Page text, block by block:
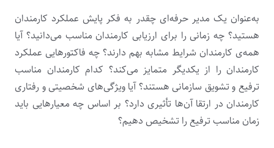
به‌عنوان یک مدیر حرفه‌ای چقدر به فکر پایش عملکرد کارمندان
هستید؟ چه زمانی را برای ارزیابی کارمندان مناسب می‌دانید؟ آیا
همه‌ی کارمندان شرایط مشابه بهم دارند؟ چه فاکتورهایی عملکرد
کارمندان را از یکدیگر متمایز می‌کند؟ کدام کارمندان مناسب
ترفیع و تشویق سازمانی هستند؟ آیا ویژگی‌های شخصیتی و رفتاری
کارمندان در ارتقا آن‌ها تأثیری دارد؟ بر اساس چه معیارهایی باید
زمان مناسب ترفیع را تشخیص دهیم؟